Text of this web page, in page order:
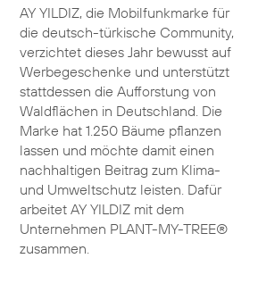
AY YILDIZ, die Mobilfunkmarke für
die deutsch-türkische Community,
verzichtet dieses Jahr bewusst auf
Werbegeschenke und unterstützt
stattdessen die Aufforstung von
Waldflächen in Deutschland. Die
Marke hat 1.250 Bäume pflanzen
lassen und möchte damit einen
nachhaltigen Beitrag zum Klima-
und Umweltschutz leisten. Dafür
arbeitet AY YILDIZ mit dem
Unternehmen PLANT-MY-TREE®
zusammen.